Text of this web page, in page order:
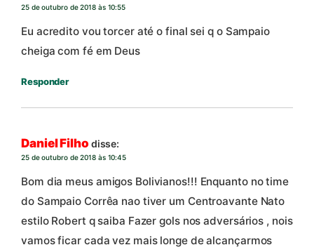
25 de outubro de 2018 às 10:55
Eu acredito vou torcer até o final sei q o Sampaio
cheiga com fé em Deus
Responder
Daniel Filho disse:
25 de outubro de 2018 às 10:45
Bom dia meus amigos Bolivianos!!! Enquanto no time
do Sampaio Corrêa nao tiver um Centroavante Nato
estilo Robert q saiba Fazer gols nos adversários , nois
vamos ficar cada vez mais longe de alcançarmos